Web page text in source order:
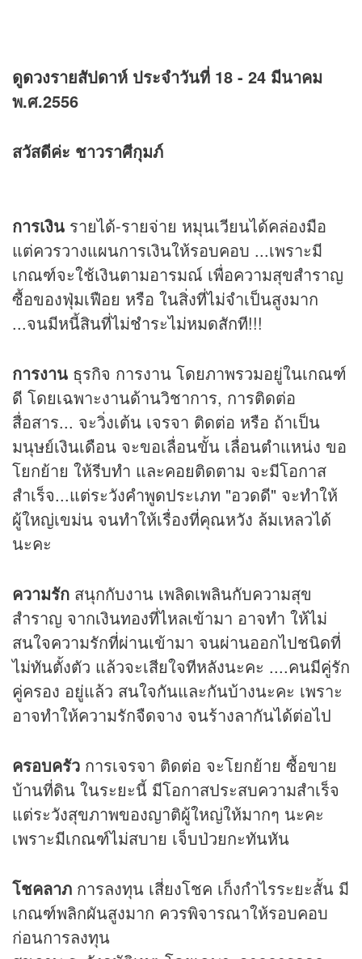
ดูดวงรายสัปดาห์ ประจำวันที่ 18 - 24 มีนาคม
พ.ศ.2556
สวัสดีค่ะ ชาวราศีกุมภ์
การเงิน รายได้-รายจ่าย หมุนเวียนได้คล่องมือ
แต่ควรวางแผนการเงินให้รอบคอบ ...เพราะมี
เกณฑ์จะใช้เงินตามอารมณ์ เพื่อความสุขสำราญ
ซื้อของฟุ่มเฟือย หรือ ในสิ่งที่ไม่จำเป็นสูงมาก
...จนมีหนี้สินที่ไม่ชำระไม่หมดสักที!!!
การงาน ธุรกิจ การงาน โดยภาพรวมอยู่ในเกณฑ์
ดี โดยเฉพาะงานด้านวิชาการ, การติดต่อ
สื่อสาร... จะวิ่งเต้น เจรจา ติดต่อ หรือ ถ้าเป็น
มนุษย์เงินเดือน จะขอเลื่อนขั้น เลื่อนตำแหน่ง ขอ
โยกย้าย ให้รีบทำ และคอยติดตาม จะมีโอกาส
สำเร็จ...แต่ระวังคำพูดประเภท "อวดดี" จะทำให้
ผู้ใหญ่เขม่น จนทำให้เรื่องที่คุณหวัง ล้มเหลวได้
นะคะ
ความรัก สนุกกับงาน เพลิดเพลินกับความสุข
สำราญ จากเงินทองที่ไหลเข้ามา อาจทำ ให้ไม่
สนใจความรักที่ผ่านเข้ามา จนผ่านออกไปชนิดที่
ไม่ทันตั้งตัว แล้วจะเสียใจทีหลังนะคะ ....คนมีคู่รัก
คู่ครอง อยู่แล้ว สนใจกันและกันบ้างนะคะ เพราะ
อาจทำให้ความรักจืดจาง จนร้างลากันได้ต่อไป
ครอบครัว การเจรจา ติดต่อ จะโยกย้าย ซื้อขาย
บ้านที่ดิน ในระยะนี้ มีโอกาสประสบความสำเร็จ
แต่ระวังสุขภาพของญาติผู้ใหญ่ให้มากๆ นะคะ
เพราะมีเกณฑ์ไม่สบาย เจ็บป่วยกะทันหัน
โชคลาภ การลงทุน เสี่ยงโชค เก็งกำไรระยะสั้น มี
เกณฑ์พลิกผันสูงมาก ควรพิจารณาให้รอบคอบ
ก่อนการลงทุน